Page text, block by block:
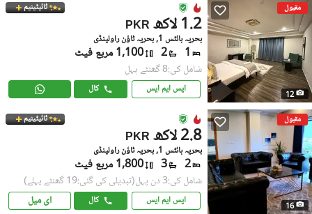
مقبول
12
ٹائیٹینیم
PKR 1.2 لاکھ
بحریہ ہائٹس 1, بحریہ ٹاؤن راولپنڈی
1
2 1,100 مربع فیٹ
شامل کی:8 گھنٹے پہل
ایس ایم ایس کال
مقبول
16
ٹائیٹینیم
PKR 2.8 لاکھ
بحریہ ہائٹس 1, بحریہ ٹاؤن راولپنڈی
2
3 1,800 مربع فیٹ
شامل کی:3 دن پہل (تبدیلی کی گئی:19 گھنٹے پہلے)
ایس ایم ایس کال ای میل